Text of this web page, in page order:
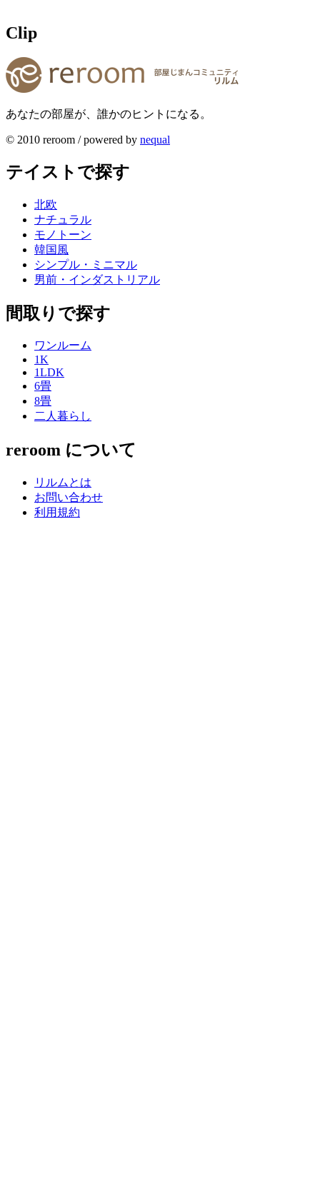
Clip
あなたの部屋が、誰かのヒントになる。
© 2010 reroom / powered by nequal
テイストで探す
北欧
ナチュラル
モノトーン
韓国風
シンプル・ミニマル
男前・インダストリアル
間取りで探す
ワンルーム
1K
1LDK
6畳
8畳
二人暮らし
reroom について
リルムとは
お問い合わせ
利用規約